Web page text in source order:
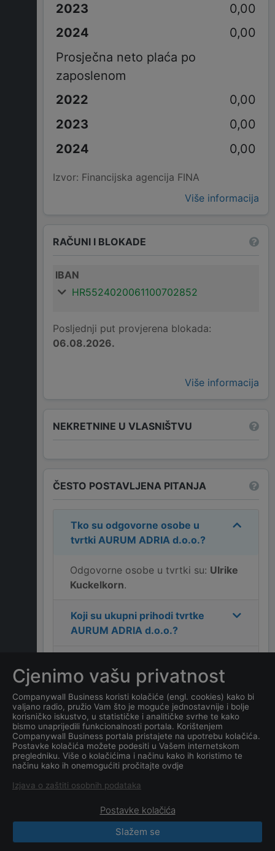
0,00
0,00
Prosječna neto plaća po
zaposlenom
0,00
0,00
0,00
Izvor: Financijska agencija FINA
Više informacija
RAČUNI I BLOKADE
IBAN
HR5524020061100702852
Posljednji put provjerena blokada:
06.08.2026.
Više informacija
NEKRETNINE U VLASNIŠTVU
ČESTO POSTAVLJENA PITANJA
Tko su odgovorne osobe u
tvrtki AURUM ADRIA d.o.o.?
Odgovorne osobe u tvrtki su: Ulrike
Kuckelkorn.
Koji su ukupni prihodi tvrtke
AURUM ADRIA d.o.o.?
ADRIA d.o.o. ?
Koji je kontakt tvrtke AURUM
ADRIA d.o.o.?
Koji je datum osnivanja
tvrtkeAURUM ADRIA d.o.o.
CompanyWall Business © 2026
korištenja | Obavijest o privatnosti
Cjenimo vašu privatnost
Companywall Business koristi kolačiće (engl. cookies) kako bi
valjano radio, pružio Vam što je moguće jednostavnije i bolje
korisničko iskustvo, u statističke i analitičke svrhe te kako
bismo unaprijedili funkcionalnosti portala. Korištenjem
Companywall Business portala pristajete na upotrebu kolačića.
Postavke kolačića možete podesiti u Vašem internetskom
pregledniku. Više o kolačićima i načinu kako ih koristimo te
načinu kako ih onemogućiti pročitajte ovdje
Izjava o zaštiti osobnih podataka
Postavke kolačića
Slažem se